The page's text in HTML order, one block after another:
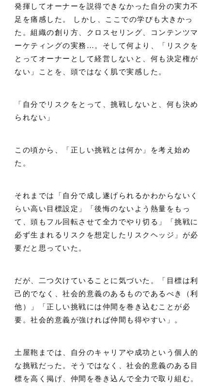
発揮してオーナーを説得できなかった自分の実力不
足を痛感した。 しかし、ここでの学びも大きかっ
た。組織の創り方、クロスセリング、コンテンツマ
ーケティングの実務…。そして何より、「リスクを
とってオーナーとして経営しないと、何も決定権が
ない」ことを、頭ではなく肌で実感した。
「自分でリスクをとって、挑戦しないと、何も決め
られない」
この頃から、「正しい挑戦とは何か」を考え始め
た。
それまでは「自分で成し遂げられるかわからないく
らい高い目標設定」「後悔のないよう熱量をもっ
て、頭もフル回転させて全力でやり切る」「挑戦に
必ず生まれるリスクを想定したリスクヘッジ」が必
要だと思っていた。
だが、二つ欠けていることに気づいた。「目標は利
己的でなく、社会的意義のあるものであるべき（利
他）」「正しい挑戦には仲間を巻き込むことが必
要。社会的意義が強ければ仲間も得やすい」。
土屋鞄までは、自分のキャリアや成功という個人的
な挑戦だった。そうではなく、社会的意義のある目
標を高く掲げ、仲間を巻き込んで全力で取り組む。